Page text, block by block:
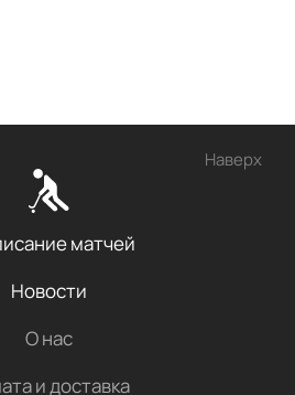
Наверх
матчей
Новости
О нас
и доставка